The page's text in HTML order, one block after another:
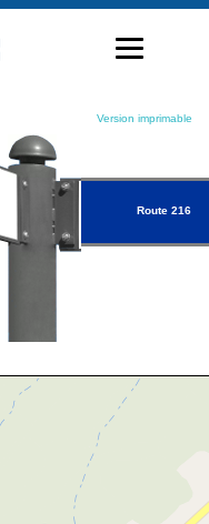
Version imprimable
Route 216